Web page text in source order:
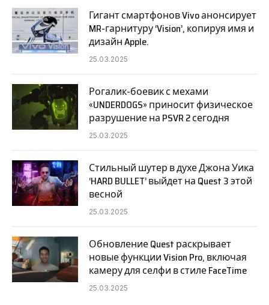
Гигант смартфонов Vivo анонсирует
MR-гарнитуру ‘Vision’, копируя имя и
дизайн Apple.
25.03.2025
Рогалик-боевик с мехами
«UNDERDOGS» приносит физическое
разрушение на PSVR 2 сегодня
25.03.2025
Стильный шутер в духе Джона Уика
‘HARD BULLET’ выйдет на Quest 3 этой
весной
25.03.2025
Обновление Quest раскрывает
новые функции Vision Pro, включая
камеру для селфи в стиле FaceTime
25.03.2025